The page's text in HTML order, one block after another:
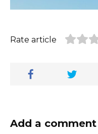
Rate article
Add a comment